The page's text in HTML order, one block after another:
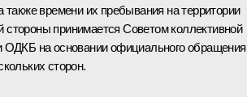
также времени их пребывания на территории
принимается Советом коллективной
ОДКБ на основании официального обращения
сторон.